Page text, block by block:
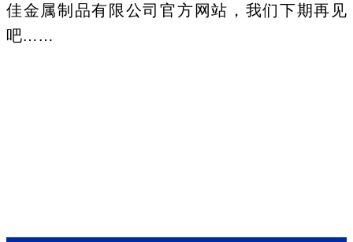
佳金属制品有限公司官方网站，我们下期再见
吧……